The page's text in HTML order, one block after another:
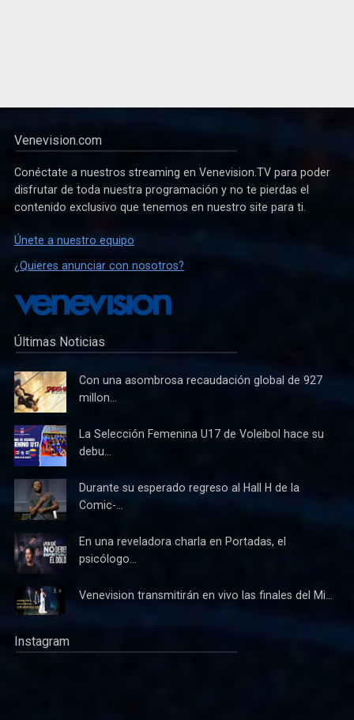
Venevision.com
Conéctate a nuestros streaming en Venevision.TV para poder
disfrutar de toda nuestra programación y no te pierdas el
contenido exclusivo que tenemos en nuestro site para ti.
Únete a nuestro equipo
¿Quieres anunciar con nosotros?
Últimas Noticias
Con una asombrosa recaudación global de 927
millon...
La Selección Femenina U17 de Voleibol hace su
debu...
Durante su esperado regreso al Hall H de la
Comic-...
En una reveladora charla en Portadas, el
psicólogo...
Venevision transmitirán en vivo las finales del Mi...
Instagram